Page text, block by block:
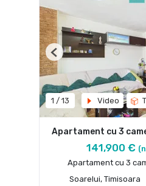
1 / 13 Video
Previous
Apartament cu 3
141,900 €
Apartament cu 3
Soarelui, Timisoara